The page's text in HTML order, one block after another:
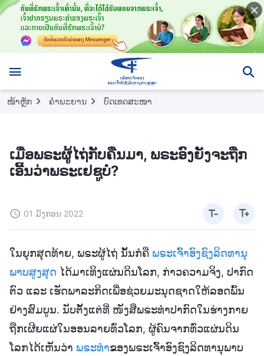
ໜ້າຫຼັກ ຄຳພະຍານ ບົດເທດສະໜາ
ເມື່ອພຣະຜູ້ໄຖ່ກັບຄືນມາ, ພຣະອົງຍັງຈະຖືກ
ເອີ້ນວ່າພຣະເຢຊູບໍ?
01 ມັງກອນ 2022
ໃນຍຸກສຸດທ້າຍ, ພຣະຜູ້ໄຖ່ ນັ້ນກໍຄື ພຣະເຈົ້າອົງຊົງລິດທານຸ
ພາບສູງສຸດ ໄດ້ມາເທິງແຜ່ນດິນໂລກ, ກ່າວຄວາມຈິງ, ປາກົດ
ຕົວ ແລະ ເຮັດພາລະກິດເພື່ອຊ່ວຍມະນຸດຊາດໃຫ້ລອດພົ້ນ
ຢ່າງສົມບູນ. ນັບຕັ້ງແຕ່ທີ່ ໜັງສືພຣະທໍາປາກົດໃນຮ່າງກາຍ
ຖືກເຜີຍແຜ່ໃນອອນລາຍທົ່ວໂລກ, ຜູ້ຄົນຈາກທົ່ວແຜ່ນດິນ
ໂລກໄດ້ເຫັນວ່າ ພຣະທຳຂອງພຣະເຈົ້າອົງຊົງລິດທານຸພາບ